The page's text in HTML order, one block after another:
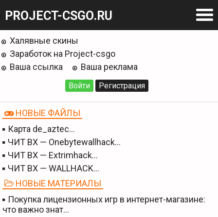
PROJECT-CSGO.RU
Халявные скины
Заработок на Project-csgo
Ваша ссылка
Ваша реклама
Войти Регистрация
НОВЫЕ ФАЙЛЫ
Карта de_aztec…
ЧИТ BX — Onebytewallhack…
ЧИТ BX — Extrimhack…
ЧИТ BX — WALLHACK…
НОВЫЕ МАТЕРИАЛЫ
Покупка лицензионных игр в интернет-магазине:
что важно знат…